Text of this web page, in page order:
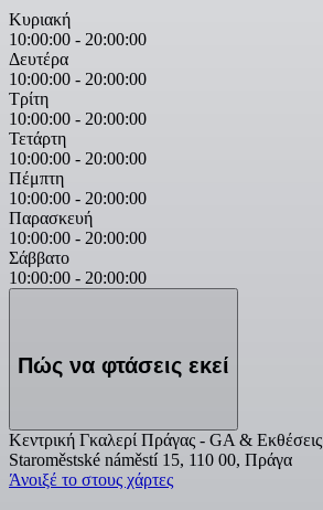
Κυριακή
10:00:00 - 20:00:00
Δευτέρα
10:00:00 - 20:00:00
Τρίτη
10:00:00 - 20:00:00
Τετάρτη
10:00:00 - 20:00:00
Πέμπτη
10:00:00 - 20:00:00
Παρασκευή
10:00:00 - 20:00:00
Σάββατο
10:00:00 - 20:00:00
Πώς να φτάσεις εκεί
Κεντρική Γκαλερί Πράγας - GA & Εκθέσεις
Staroměstské náměstí 15, 110 00, Πράγα
Άνοιξέ το στους χάρτες